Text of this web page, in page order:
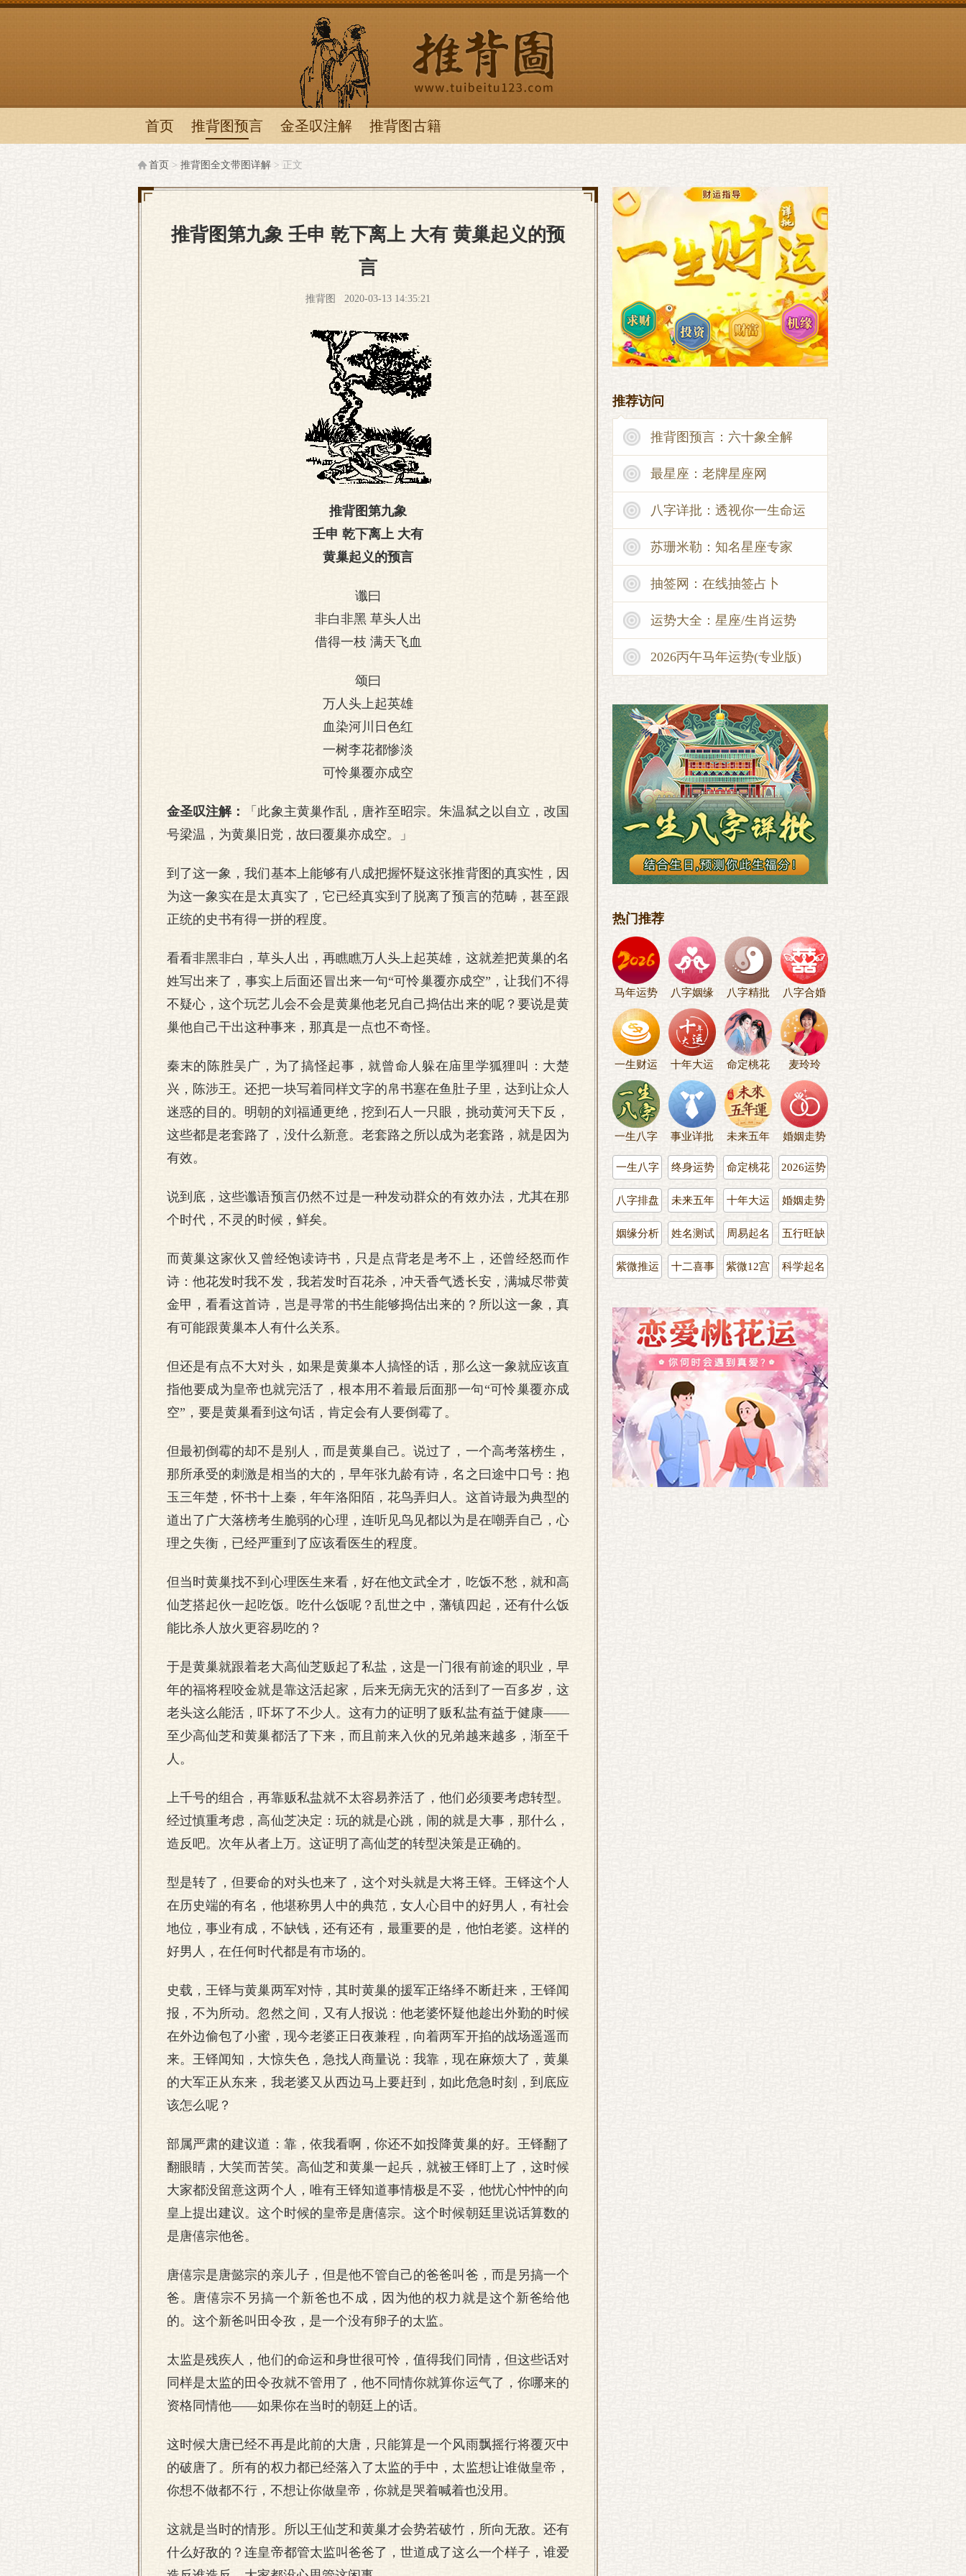
推背图
首页 推背图预言 金圣叹注解 推背图古籍
首页 > 推背图全文带图详解 > 正文
推背图第九象 壬申 乾下离上 大有 黄巢起义的预
言
推背图 2020-03-13 14:35:21
推背图第九象
壬申 乾下离上 大有
黄巢起义的预言
谶曰
非白非黑 草头人出
借得一枝 满天飞血
颂曰
万人头上起英雄
血染河川日色红
一树李花都惨淡
可怜巢覆亦成空
金圣叹注解：
「此象主黄巢作乱，唐祚至昭宗。朱温弑之以自立，改国
号梁温，为黄巢旧党，故曰覆巢亦成空。」
到了这一象，我们基本上能够有八成把握怀疑这张推背图的真实性，因
为这一象实在是太真实了，它已经真实到了脱离了预言的范畴，甚至跟
正统的史书有得一拼的程度。
看看非黑非白，草头人出，再瞧瞧万人头上起英雄，这就差把黄巢的名
姓写出来了，事实上后面还冒出来一句“可怜巢覆亦成空”，让我们不得
不疑心，这个玩艺儿会不会是黄巢他老兄自己捣估出来的呢？要说是黄
巢他自己干出这种事来，那真是一点也不奇怪。
秦末的陈胜吴广，为了搞怪起事，就曾命人躲在庙里学狐狸叫：大楚
兴，陈涉王。还把一块写着同样文字的帛书塞在鱼肚子里，达到让众人
迷惑的目的。明朝的刘福通更绝，挖到石人一只眼，挑动黄河天下反，
这些都是老套路了，没什么新意。老套路之所以成为老套路，就是因为
有效。
说到底，这些谶语预言仍然不过是一种发动群众的有效办法，尤其在那
个时代，不灵的时候，鲜矣。
而黄巢这家伙又曾经饱读诗书，只是点背老是考不上，还曾经怒而作
诗：他花发时我不发，我若发时百花杀，冲天香气透长安，满城尽带黄
金甲，看看这首诗，岂是寻常的书生能够捣估出来的？所以这一象，真
有可能跟黄巢本人有什么关系。
但还是有点不大对头，如果是黄巢本人搞怪的话，那么这一象就应该直
指他要成为皇帝也就完活了，根本用不着最后面那一句“可怜巢覆亦成
空”，要是黄巢看到这句话，肯定会有人要倒霉了。
但最初倒霉的却不是别人，而是黄巢自己。说过了，一个高考落榜生，
那所承受的刺激是相当的大的，早年张九龄有诗，名之曰途中口号：抱
玉三年楚，怀书十上秦，年年洛阳陌，花鸟弄归人。这首诗最为典型的
道出了广大落榜考生脆弱的心理，连听见鸟见都以为是在嘲弄自己，心
理之失衡，已经严重到了应该看医生的程度。
但当时黄巢找不到心理医生来看，好在他文武全才，吃饭不愁，就和高
仙芝搭起伙一起吃饭。吃什么饭呢？乱世之中，藩镇四起，还有什么饭
能比杀人放火更容易吃的？
于是黄巢就跟着老大高仙芝贩起了私盐，这是一门很有前途的职业，早
年的福将程咬金就是靠这活起家，后来无病无灾的活到了一百多岁，这
老头这么能活，吓坏了不少人。这有力的证明了贩私盐有益于健康——
至少高仙芝和黄巢都活了下来，而且前来入伙的兄弟越来越多，渐至千
人。
上千号的组合，再靠贩私盐就不太容易养活了，他们必须要考虑转型。
经过慎重考虑，高仙芝决定：玩的就是心跳，闹的就是大事，那什么，
造反吧。次年从者上万。这证明了高仙芝的转型决策是正确的。
型是转了，但要命的对头也来了，这个对头就是大将王铎。王铎这个人
在历史端的有名，他堪称男人中的典范，女人心目中的好男人，有社会
地位，事业有成，不缺钱，还有还有，最重要的是，他怕老婆。这样的
好男人，在任何时代都是有市场的。
史载，王铎与黄巢两军对恃，其时黄巢的援军正络绎不断赶来，王铎闻
报，不为所动。忽然之间，又有人报说：他老婆怀疑他趁出外勤的时候
在外边偷包了小蜜，现今老婆正日夜兼程，向着两军开掐的战场遥遥而
来。王铎闻知，大惊失色，急找人商量说：我靠，现在麻烦大了，黄巢
的大军正从东来，我老婆又从西边马上要赶到，如此危急时刻，到底应
该怎么呢？
部属严肃的建议道：靠，依我看啊，你还不如投降黄巢的好。王铎翻了
翻眼睛，大笑而苦笑。高仙芝和黄巢一起兵，就被王铎盯上了，这时候
大家都没留意这两个人，唯有王铎知道事情极是不妥，他忧心忡忡的向
皇上提出建议。这个时候的皇帝是唐僖宗。这个时候朝廷里说话算数的
是唐僖宗他爸。
唐僖宗是唐懿宗的亲儿子，但是他不管自己的爸爸叫爸，而是另搞一个
爸。唐僖宗不另搞一个新爸也不成，因为他的权力就是这个新爸给他
的。这个新爸叫田令孜，是一个没有卵子的太监。
太监是残疾人，他们的命运和身世很可怜，值得我们同情，但这些话对
同样是太监的田令孜就不管用了，他不同情你就算你运气了，你哪来的
资格同情他——如果你在当时的朝廷上的话。
这时候大唐已经不再是此前的大唐，只能算是一个风雨飘摇行将覆灭中
的破唐了。所有的权力都已经落入了太监的手中，太监想让谁做皇帝，
你想不做都不行，不想让你做皇帝，你就是哭着喊着也没用。
这就是当时的情形。所以王仙芝和黄巢才会势若破竹，所向无敌。还有
什么好敌的？连皇帝都管太监叫爸爸了，世道成了这么一个样子，谁爱
推荐访问
推背图预言：六十象全解
最星座：老牌星座网
八字详批：透视你一生命运
苏珊米勒：知名星座专家
抽签网：在线抽签占卜
运势大全：星座/生肖运势
2026丙午马年运势(专业版)
热门推荐
马年运势 八字姻缘 八字精批 八字合婚
一生财运 十年大运 命定桃花 麦玲玲
一生八字 事业详批 未来五年 婚姻走势
一生八字 终身运势 命定桃花 2026运势
八字排盘 未来五年 十年大运 婚姻走势
姻缘分析 姓名测试 周易起名 五行旺缺
紫微推运 十二喜事 紫微12宫 科学起名